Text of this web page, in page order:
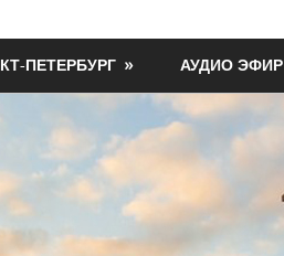
ПЕТЕРБУРГ АУДИО ЭФИР